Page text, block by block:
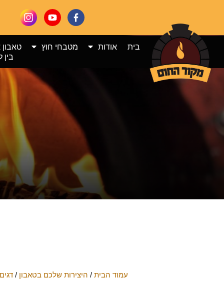
בית אודות מטבחי חוץ
בין
עמוד הבית / היצירות שלכם בטאבון /